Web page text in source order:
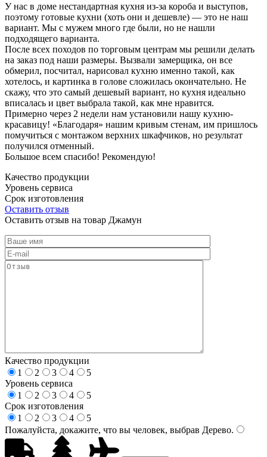
У нас в доме нестандартная кухня из-за короба и выступов,
поэтому готовые кухни (хоть они и дешевле) — это не наш
вариант. Мы с мужем много где были, но не нашли
подходящего варианта.
После всех походов по торговым центрам мы решили делать
на заказ под наши размеры. Вызвали замерщика, он все
обмерил, посчитал, нарисовал кухню именно такой, как
хотелось, и картинка в голове сложилась окончательно. Не
скажу, что это самый дешевый вариант, но кухня идеально
вписалась и цвет выбрала такой, как мне нравится.
Примерно через 2 недели нам установили нашу кухню-
красавицу! «Благодаря» нашим кривым стенам, им пришлось
помучиться с монтажом верхних шкафчиков, но результат
получился отменный.
Большое всем спасибо! Рекомендую!
Качество продукции
Уровень сервиса
Срок изготовления
Оставить отзыв
Оставить отзыв на товар Джамун
Качество продукции
1
2 3 4
5
Уровень сервиса
1
2 3 4
5
Срок изготовления
1
2 3 4
5
Пожалуйста, докажите, что вы человек, выбрав Дерево.